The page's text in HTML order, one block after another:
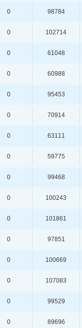
0 98784
0 102714
0 61048
0 60988
0 95453
0 70914
0 63111
0 59775
0 99468
0 100243
0 101861
0 97851
0 100669
0 107083
0 99529
0 89696